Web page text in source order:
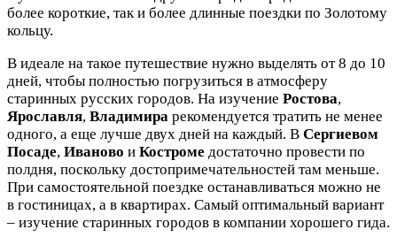
более короткие, так и более длинные поездки по Золотому
кольцу.
В идеале на такое путешествие нужно выделять от 8 до 10
дней, чтобы полностью погрузиться в атмосферу
старинных русских городов. На изучение Ростова,
Ярославля, Владимира рекомендуется тратить не менее
одного, а еще лучше двух дней на каждый. В Сергиевом
Посаде, Иваново и Костроме достаточно провести по
полдня, поскольку достопримечательностей там меньше.
При самостоятельной поездке останавливаться можно не
в гостиницах, а в квартирах. Самый оптимальный вариант
– изучение старинных городов в компании хорошего гида.